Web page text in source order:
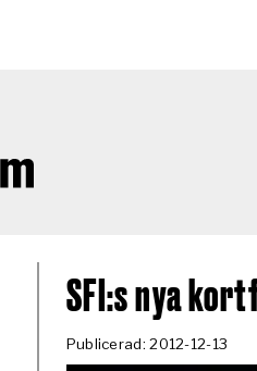
SFI:s nya
Publicerad: 2012-12-13